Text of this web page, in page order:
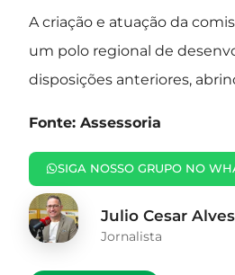
A criação e atuação da
um polo regional de
disposições anteriores,
Fonte: Assessoria
SIGA NOSSO GRUPO NO
Julio Cesar Alves
Jornalista